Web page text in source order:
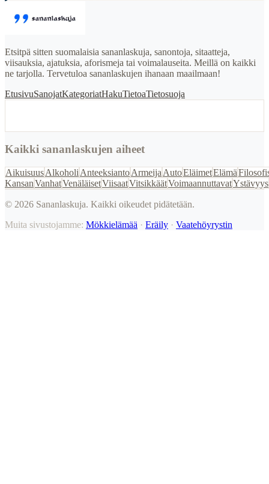
Etsitpä sitten suomalaisia sananlaskuja, sanontoja, sitaatteja,
viisauksia, ajatuksia, aforismeja tai voimalauseita. Meillä on kaikki
ne tarjolla. Tervetuloa sananlaskujen ihanaan maailmaan!
EtusivuSanojatKategoriatHakuTietoaTietosuoja
Kaikki sananlaskujen aiheet
AikuisuusAlkoholi AnteeksiantoArmeija AutoEläimetElämä
KansanVanhatVenäläisetViisaatVitsikkäätVoimaannuttavatYstävyys
© 2026 Sananlaskuja. Kaikki oikeudet pidätetään.
Muita sivustojamme: Mökkielämää · Eräily · Vaatehöyrystin